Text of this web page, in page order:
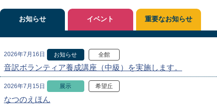
お知らせ
2026年7月16日 お知らせ 全館
音訳ボランティア養成講座（中級）を実施します。
2026年7月15日 展示 希望丘
なつのえほん
イベント 重要なお知らせ